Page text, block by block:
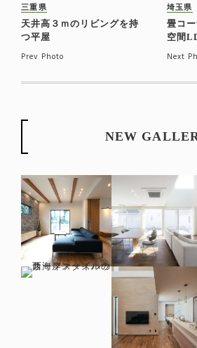
三重県
天井高３ｍのリビングを持
つ平屋
Prev Photo
埼玉県
畳コ
空間
Next
NEW